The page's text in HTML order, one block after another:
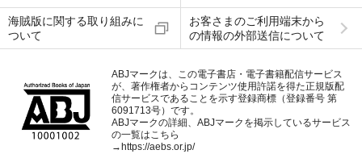
海賊版に関する取り組みに
ついて
お客さまのご利用端末から
の情報の外部送信について
ABJマークは、この電子書店・電子書籍配信サービス
が、著作権者からコンテンツ使用許諾を得た正規版配
信サービスであることを示す登録商標（登録番号 第
6091713号）です。
ABJマークの詳細、ABJマークを掲示しているサービス
の一覧はこちら
→ https://aebs.or.jp/